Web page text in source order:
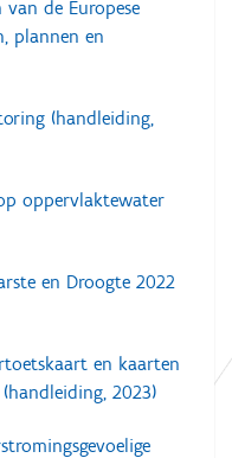
de Europese
plannen en
(handleiding,
oppervlaktewater
en Droogte 2022
en kaarten
2023)